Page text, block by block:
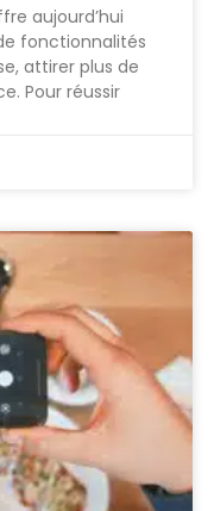
aujourd’hui
fonctionnalités
attirer plus de
Pour réussir